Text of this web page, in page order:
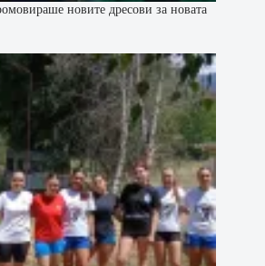
новите дресови за новата